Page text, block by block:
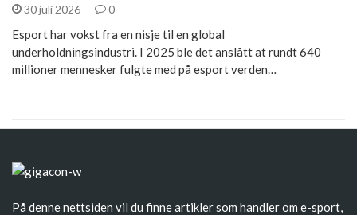
30 juli 2026 0
Esport har vokst fra en nisje til en global
underholdningsindustri. I 2025 ble det anslått at rundt 640
millioner mennesker fulgte med på esport verden…
På denne nettsiden vil du finne artikler som handler om e-sport,